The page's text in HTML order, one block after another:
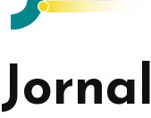
Jornal